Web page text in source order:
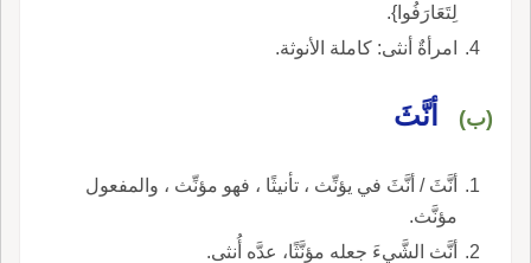
لِتَعَارَفُوا}.
امرأةٌ أنثى: كاملة الأنوثة.
(ب) أنَّثَ
أنَّثَ / أنَّثَ في يؤنِّث ، تأنيثًا ، فهو مؤنِّث ، والمفعول
مؤنَّث.
أنَّث الشَّيءَ جعله مؤنَّثًا، عدَّه أُنثى.